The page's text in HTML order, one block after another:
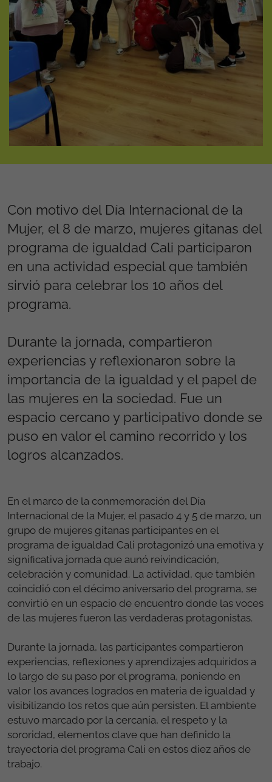
Con motivo del Día Internacional de la
Mujer, el 8 de marzo, mujeres gitanas del
programa de igualdad Cali participaron
en una actividad especial que también
sirvió para celebrar los 10 años del
programa.
Durante la jornada, compartieron
experiencias y reflexionaron sobre la
importancia de la igualdad y el papel de
las mujeres en la sociedad. Fue un
espacio cercano y participativo donde se
puso en valor el camino recorrido y los
logros alcanzados.
En el marco de la conmemoración del Día
Internacional de la Mujer, el pasado 4 y 5 de marzo, un
grupo de mujeres gitanas participantes en el
programa de igualdad Cali protagonizó una emotiva y
significativa jornada que aunó reivindicación,
celebración y comunidad. La actividad, que también
coincidió con el décimo aniversario del programa, se
convirtió en un espacio de encuentro donde las voces
de las mujeres fueron las verdaderas protagonistas.
Durante la jornada, las participantes compartieron
experiencias, reflexiones y aprendizajes adquiridos a
lo largo de su paso por el programa, poniendo en
valor los avances logrados en materia de igualdad y
visibilizando los retos que aún persisten. El ambiente
estuvo marcado por la cercanía, el respeto y la
sororidad, elementos clave que han definido la
trayectoria del programa Cali en estos diez años de
trabajo.